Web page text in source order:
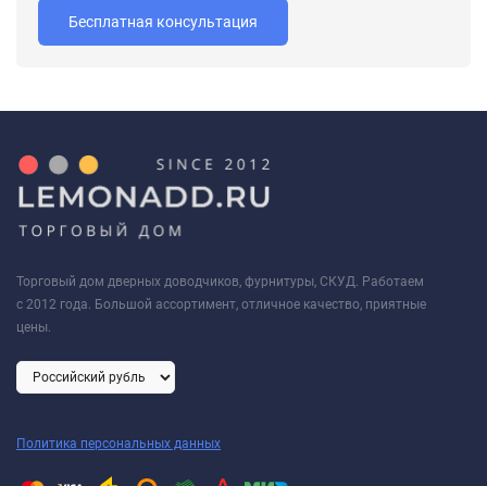
Бесплатная консультация
Торговый дом дверных доводчиков, фурнитуры, СКУД. Работаем
с 2012 года. Большой ассортимент, отличное качество, приятные
цены.
Политика персональных данных